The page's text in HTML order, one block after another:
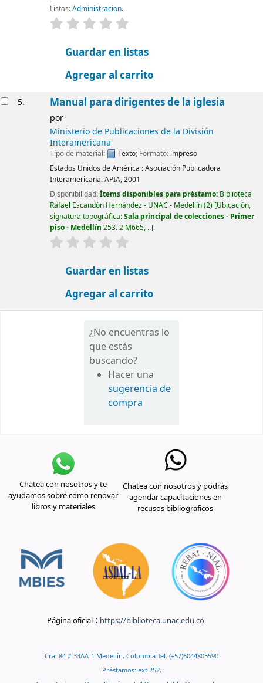
Listas:Administracion.
valoración
Guardar en listas
Agregar al carrito
5. Manual para dirigentes de la iglesia
por
Ministerio de Publicaciones de la División
Interamericana
Tipo de material: Texto; Formato: impreso
Estados Unidos de América :Asociación Publicadora
Interamericana. APIA,2001
Disponibilidad:Ítems disponibles para préstamo: Biblioteca
Rafael Escandón Hernández - UNAC - Medellín(2) Ubicación,
signatura topográfica:Sala principal de colecciones - Primer
piso - Medellín 253. 2 M665, .. .
valoración
Guardar en listas
Agregar al carrito
¿No encuentras lo
que estás
buscando?
Hacer una
sugerencia de
compra
Chatea con nosotros y te
ayudamos sobre como renovar
libros y materiales
Chatea con nosotros y podrás
agendar capacitaciones en
recusos bibliograficos
Página oficial : https://biblioteca.unac.edu.co
Cra. 84 # 33AA-1 Medellín, Colombia Tel. (+57)6044805590
Préstamos: ext 252,